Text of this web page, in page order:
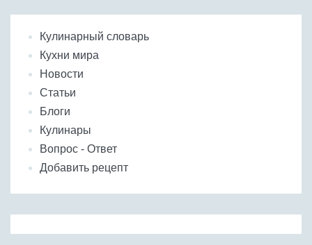
Кулинарный словарь
Кухни мира
Новости
Статьи
Блоги
Кулинары
Вопрос - Ответ
Добавить рецепт